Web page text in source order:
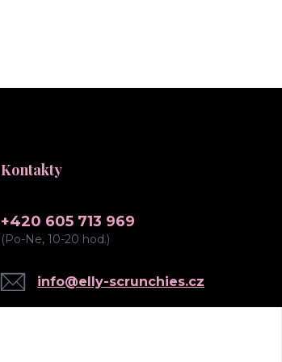
Kontakty
+420 605 713 969
(Po-Ne, 10-20 hod.)
info@elly-scrunchies.cz